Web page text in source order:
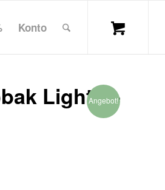
Konto
Angebot!
Light“ –